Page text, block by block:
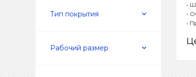
Тип покрытия
Рабочий размер
•
•
•